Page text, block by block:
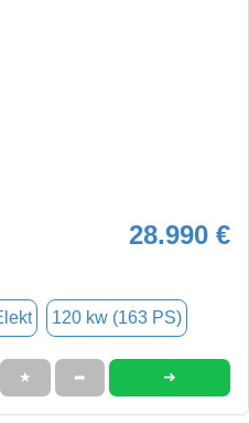
28.990 €
120 kw (163 PS)
★ ➦ ➜